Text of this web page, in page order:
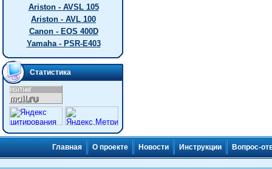
Ariston - AVSL 105
Ariston - AVL 100
Canon - EOS 400D
Yamaha - PSR-E403
Статистика
Главная О проекте Новости Инструкции Вопрос-